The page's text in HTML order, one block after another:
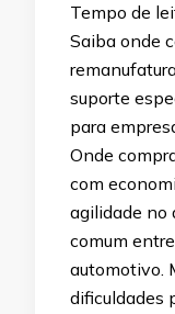
Tempo de
Saiba onde
suporte
para
Onde
com
agilidade no
comum
automotivo.
dificuldades